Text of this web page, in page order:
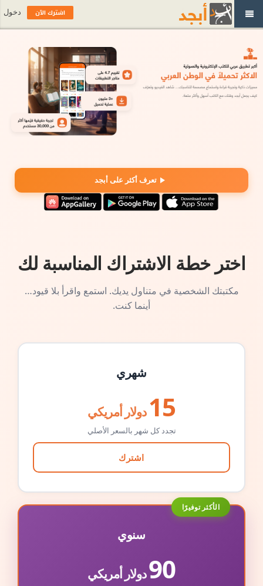
تعرف أكثر على أبجد
اختر خطة الاشتراك المناسبة لك
مكتبتك الشخصية في متناول يديك. استمع واقرأ بلا قيود…
أينما كنت.
شهري
15 دولار أمريكي
تجدد كل شهر بالسعر الأصلي
اشترك
الأكثر توفيرًا
سنوي
90دولار أمريكي
اشترك الآن دخول